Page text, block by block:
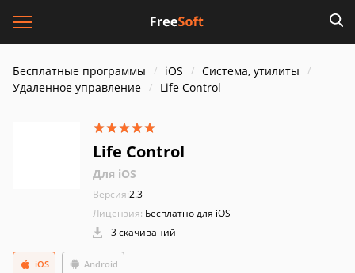
Бесплатные программы iOS
Система, утилиты
Удаленное управление
Life Control
Life Control
Для iOS
Версия:2.3
Лицензия: Бесплатно для iOS
3 скачиваний
Android
iOS